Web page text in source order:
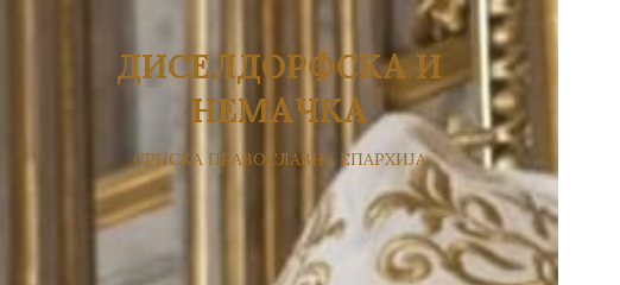
ДИСЕЛДОРФСКА И
НЕМАЧКА
СРПСКА ПРАВОСЛАВНА ЕПАРХИЈА